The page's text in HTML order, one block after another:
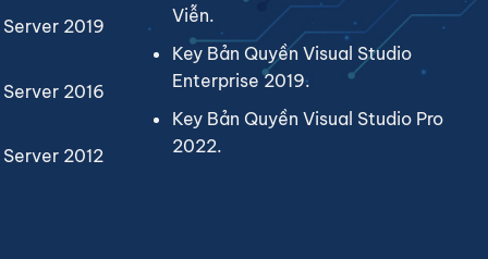
2019
2016
2012
Viễn.
Key Bản Quyền Visual Studio
Enterprise 2019.
Key Bản Quyền Visual Studio Pro
2022.